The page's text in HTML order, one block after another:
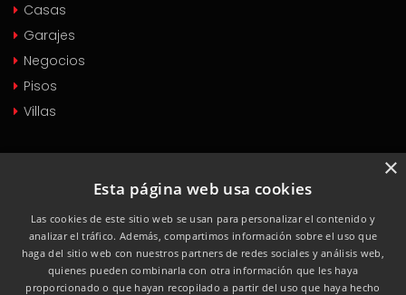
Casas
Garajes
Negocios
Pisos
Villas
Garajes
Negocios
Pisos
Esta página web usa cookies
Las cookies de este sitio web se usan para personalizar el contenido y
analizar el tráfico. Además, compartimos información sobre el uso que
haga del sitio web con nuestros partners de redes sociales y análisis web,
quienes pueden combinarla con otra información que les haya
proporcionado o que hayan recopilado a partir del uso que haya hecho
×